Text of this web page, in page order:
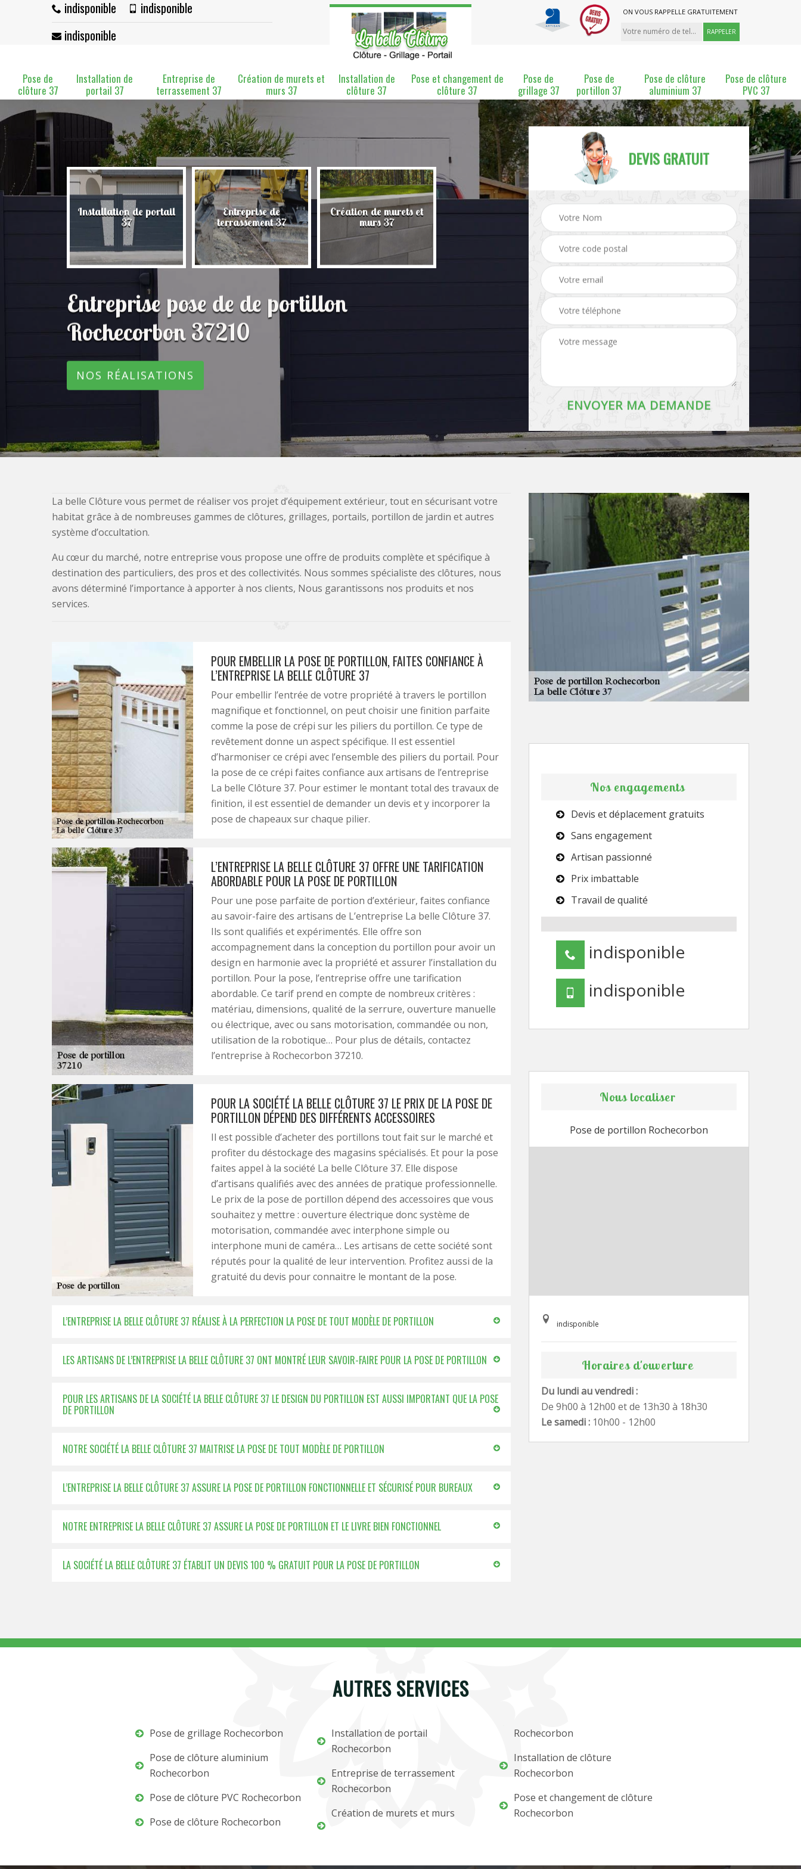
indisponible
indisponible
indisponible
ON VOUS RAPPELLE GRATUITEMENT
Pose de
clôture 37
Installation de
portail 37
Entreprise de
terrassement 37
Création de murets et
murs 37
Installation de
clôture 37
Pose et changement de
clôture 37
Pose de
grillage 37
Pose de
portillon 37
Pose de clôture
aluminium 37
Pose de clôture
PVC 37
Installation de portail
37
Entreprise de
terrassement 37
Création de murets et
murs 37
Installation de clôture Pose et changement de Pose de grillage 37
Entreprise pose de de portillon
Rochecorbon 37210
NOS RÉALISATIONS
DEVIS GRATUIT
La belle Clôture vous permet de réaliser vos projet d’équipement extérieur, tout en sécurisant votre
habitat grâce à de nombreuses gammes de clôtures, grillages, portails, portillon de jardin et autres
système d’occultation.
Au cœur du marché, notre entreprise vous propose une offre de produits complète et spécifique à
destination des particuliers, des pros et des collectivités. Nous sommes spécialiste des clôtures, nous
avons déterminé l’importance à apporter à nos clients, Nous garantissons nos produits et nos
services.
POUR EMBELLIR LA POSE DE PORTILLON, FAITES CONFIANCE À
L’ENTREPRISE LA BELLE CLÔTURE 37
Pour embellir l’entrée de votre propriété à travers le portillon
magnifique et fonctionnel, on peut choisir une finition parfaite
comme la pose de crépi sur les piliers du portillon. Ce type de
revêtement donne un aspect spécifique. Il est essentiel
d’harmoniser ce crépi avec l’ensemble des piliers du portail. Pour
la pose de ce crépi faites confiance aux artisans de l’entreprise
La belle Clôture 37. Pour estimer le montant total des travaux de
finition, il est essentiel de demander un devis et y incorporer la
pose de chapeaux sur chaque pilier.
L’ENTREPRISE LA BELLE CLÔTURE 37 OFFRE UNE TARIFICATION
ABORDABLE POUR LA POSE DE PORTILLON
Pour une pose parfaite de portion d’extérieur, faites confiance
au savoir-faire des artisans de L’entreprise La belle Clôture 37.
Ils sont qualifiés et expérimentés. Elle offre son
accompagnement dans la conception du portillon pour avoir un
design en harmonie avec la propriété et assurer l’installation du
portillon. Pour la pose, l’entreprise offre une tarification
abordable. Ce tarif prend en compte de nombreux critères :
matériau, dimensions, qualité de la serrure, ouverture manuelle
ou électrique, avec ou sans motorisation, commandée ou non,
utilisation de la robotique… Pour plus de détails, contactez
l’entreprise à Rochecorbon 37210.
POUR LA SOCIÉTÉ LA BELLE CLÔTURE 37 LE PRIX DE LA POSE DE
PORTILLON DÉPEND DES DIFFÉRENTS ACCESSOIRES
Il est possible d’acheter des portillons tout fait sur le marché et
profiter du déstockage des magasins spécialisés. Et pour la pose
faites appel à la société La belle Clôture 37. Elle dispose
d’artisans qualifiés avec des années de pratique professionnelle.
Le prix de la pose de portillon dépend des accessoires que vous
souhaitez y mettre : ouverture électrique donc système de
motorisation, commandée avec interphone simple ou
interphone muni de caméra… Les artisans de cette société sont
réputés pour la qualité de leur intervention. Profitez aussi de la
gratuité du devis pour connaitre le montant de la pose.
L’ENTREPRISE LA BELLE CLÔTURE 37 RÉALISE À LA PERFECTION LA POSE DE TOUT MODÈLE DE PORTILLON
LES ARTISANS DE L’ENTREPRISE LA BELLE CLÔTURE 37 ONT MONTRÉ LEUR SAVOIR-FAIRE POUR LA POSE DE PORTILLON
POUR LES ARTISANS DE LA SOCIÉTÉ LA BELLE CLÔTURE 37 LE DESIGN DU PORTILLON EST AUSSI IMPORTANT QUE LA POSE
DE PORTILLON
NOTRE SOCIÉTÉ LA BELLE CLÔTURE 37 MAITRISE LA POSE DE TOUT MODÈLE DE PORTILLON
L’ENTREPRISE LA BELLE CLÔTURE 37 ASSURE LA POSE DE PORTILLON FONCTIONNELLE ET SÉCURISÉ POUR BUREAUX
NOTRE ENTREPRISE LA BELLE CLÔTURE 37 ASSURE LA POSE DE PORTILLON ET LE LIVRE BIEN FONCTIONNEL
LA SOCIÉTÉ LA BELLE CLÔTURE 37 ÉTABLIT UN DEVIS 100 % GRATUIT POUR LA POSE DE PORTILLON
Nos engagements
Devis et déplacement gratuits
Sans engagement
Artisan passionné
Prix imbattable
Travail de qualité
indisponible
indisponible
Nous localiser
Pose de portillon Rochecorbon
indisponible
Horaires d'ouverture
Du lundi au vendredi :
De 9h00 à 12h00 et de 13h30 à 18h30
Le samedi : 10h00 - 12h00
AUTRES SERVICES
Pose de grillage Rochecorbon
Pose de clôture aluminium
Rochecorbon
Pose de clôture PVC Rochecorbon
Pose de clôture Rochecorbon
Installation de portail
Rochecorbon
Entreprise de terrassement
Rochecorbon
Création de murets et murs
Rochecorbon
Installation de clôture
Rochecorbon
Pose et changement de clôture
Rochecorbon